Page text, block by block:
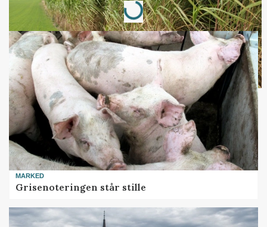
Loading...
MARKED
Grisenoteringen står stille